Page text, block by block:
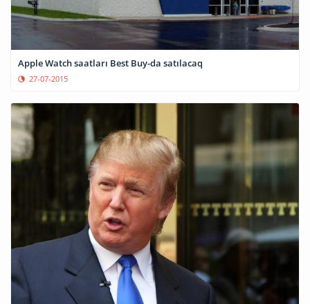
Apple Watch saatları Best Buy-da satılacaq
27-07-2015